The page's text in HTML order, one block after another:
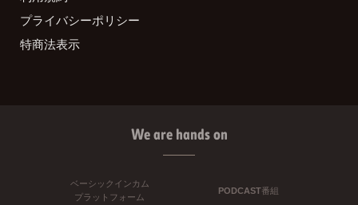
プライバシーポリシー
特商法表示
We are hands on
ベーシックインカム
プラットフォーム
PODCAST番組